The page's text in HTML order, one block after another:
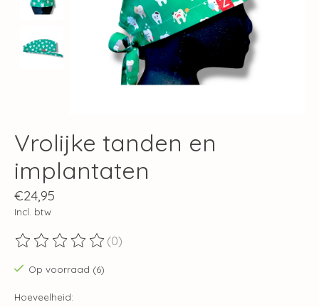
Vrolijke tanden en
implantaten
€24,95
Incl. btw
De beoordeling van dit product is
(0)
Op voorraad (6)
Hoeveelheid: